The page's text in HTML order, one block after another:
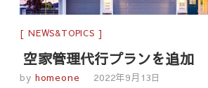
NEWS&TOPICS
空家管理代行プランを追加
by homeone 2022年9月13日